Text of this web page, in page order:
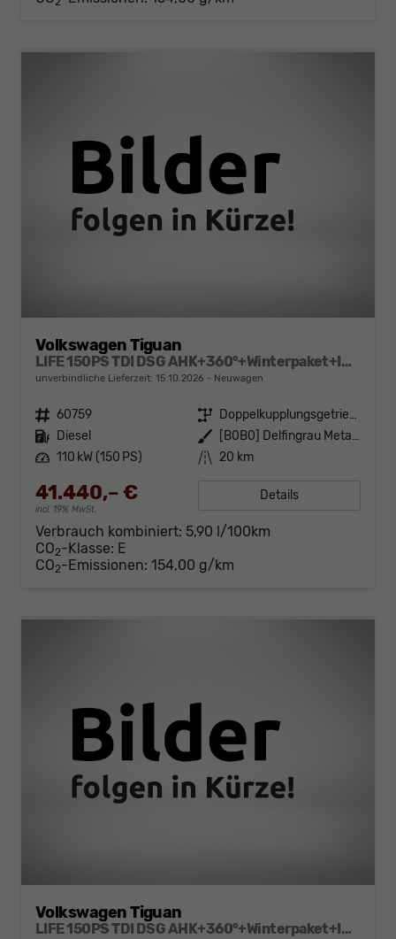
Volkswagen Tiguan
LIFE 150PS TDI DSG AHK+360°+Winterpaket+IQ.Drive+Alarm+ACC+App-Connect
unverbindliche Lieferzeit: 15.10.2026 Neuwagen
Fahrzeugnr. 60759 Getriebe
Doppelkupplungsgetriebe (DSG)
Kraftstoff Diesel Außenfarbe
[B0B0] Delfingrau Metallic
Leistung 110 kW (150 PS) Kilometerstand 20 km
41.440,– €
incl. 19% MwSt.
Details
Verbrauch kombiniert: 5,90 l/100km
CO2-Klasse: E
CO2-Emissionen: 154,00 g/km
Volkswagen Tiguan
LIFE 150PS TDI DSG AHK+360°+Winterpaket+IQ.Drive+Alarm+ACC+App-Connect